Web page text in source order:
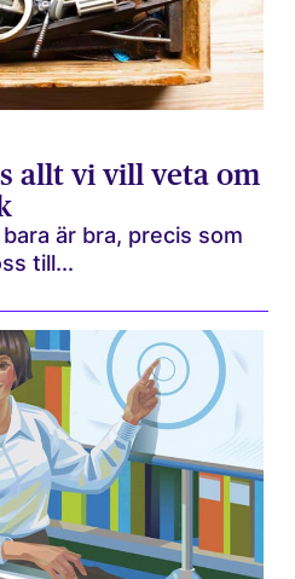
allt vi vill veta om
är bra, precis som
till...